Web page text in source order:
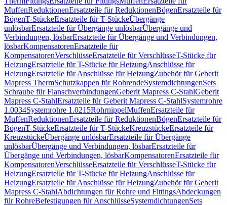
MuffenReduktionenErsatzteile für ReduktionenBögenErsatzteile für
BögenT-StückeErsatzteile für T-StückeÜbergänge
unlösbarErsatzteile für Übergänge unlösbarÜbergänge und
Verbindungen, lösbarErsatzteile für Übergänge und Verbindungen,
lösbarKompensatorenErsatzteile für
KompensatorenVerschlüsseErsatzteile für VerschlüsseT-Stücke für
HeizungErsatzteile für T-Stücke für HeizungAnschlüsse für
HeizungErsatzteile für Anschlüsse für HeizungZubehör für Geberit
Mapress ThermSchutzkappen für RohrendeSystemdichtungenSets
Schraube für FlanschverbindungenGeberit Mapress C-StahlGeberit
Mapress C-StahlErsatzteile für Geberit Mapress C-StahlSystemrohre
1.0034Systemrohre 1.0215RohrnippelMuffenErsatzteile für
MuffenReduktionenErsatzteile für ReduktionenBögenErsatzteile für
BögenT-StückeErsatzteile für T-StückeKreuzstückeErsatzteile für
KreuzstückeÜbergänge unlösbarErsatzteile für Übergänge
unlösbarÜbergänge und Verbindungen, lösbarErsatzteile für
Übergänge und Verbindungen, lösbarKompensatorenErsatzteile für
KompensatorenVerschlüsseErsatzteile für VerschlüsseT-Stücke für
HeizungErsatzteile für T-Stücke für HeizungAnschlüsse für
HeizungErsatzteile für Anschlüsse für HeizungZubehör für Geberit
Mapress C-StahlAbdichtungen für Rohre und FittingsAbdeckungen
für RohreBefestigungen für AnschlüsseSystemdichtungenSets